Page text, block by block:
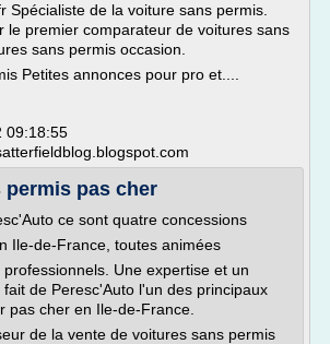
Spécialiste de la voiture sans permis.
le premier comparateur de voitures sans
sans permis occasion.
Petites annonces pour pro et....
09:18:55
permis pas cher
ce sont quatre concessions
Ile-de-France, toutes animées
Une expertise et un
de Peresc'Auto l'un des principaux
pas cher en Ile-de-France.
de la vente de voitures sans permis